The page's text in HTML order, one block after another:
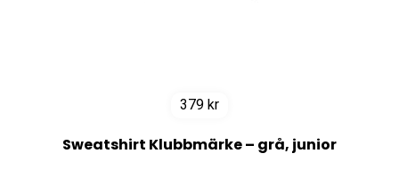
379 kr
Sweatshirt Klubbmärke – grå, junior